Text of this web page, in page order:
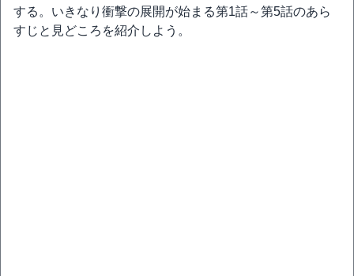
する。いきなり衝撃の展開が始まる第1話～第5話のあら
すじと見どころを紹介しよう。